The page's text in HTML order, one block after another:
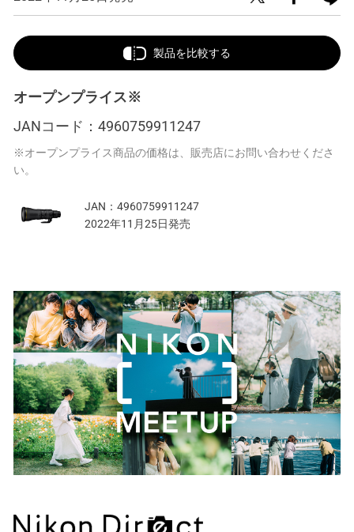
製品を比較する
オープンプライス※
JANコード： 4960759911247
※オープンプライス商品の価格は、販売店にお問い合わせくださ
い。
JAN： 4960759911247
2022年11月25日発売